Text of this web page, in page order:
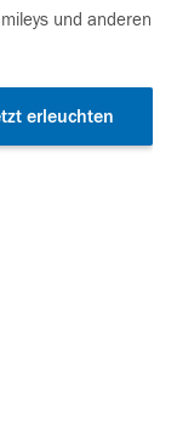
und anderen
erleuchten